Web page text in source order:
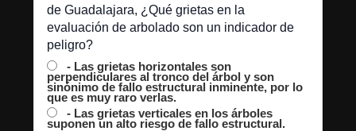
de Guadalajara, ¿Qué grietas en la
evaluación de arbolado son un indicador de
peligro?
- Las grietas horizontales son
perpendiculares al tronco del árbol y son
sinónimo de fallo estructural inminente, por lo
que es muy raro verlas.
- Las grietas verticales en los árboles
suponen un alto riesgo de fallo estructural.